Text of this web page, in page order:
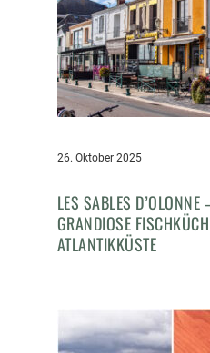
26. Oktober 2025
LES SABLES
GRANDIOSE
ATLANTIKKÜSTE